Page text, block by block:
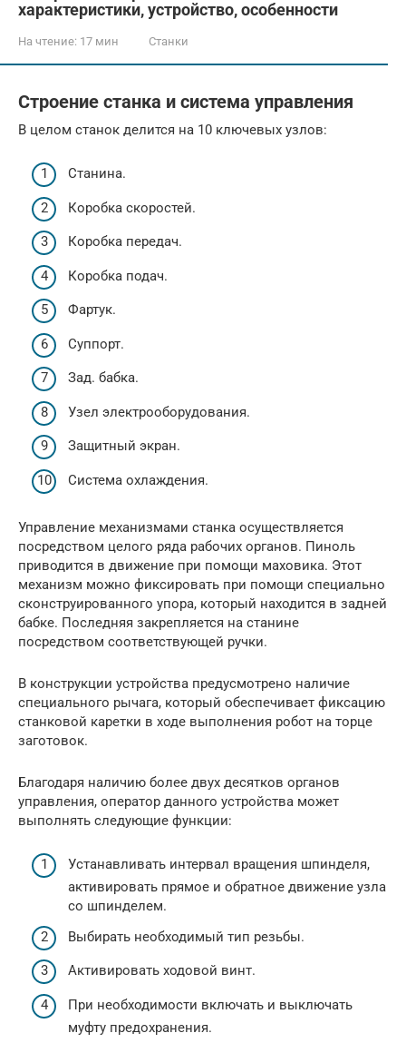
характеристики, устройство, особенности
На чтение: 17 мин Станки
Строение станка и система управления
В целом станок делится на 10 ключевых узлов:
Станина.
Коробка скоростей.
Коробка передач.
Коробка подач.
Фартук.
Суппорт.
Зад. бабка.
Узел электрооборудования.
Защитный экран.
Система охлаждения.
Управление механизмами станка осуществляется
посредством целого ряда рабочих органов. Пиноль
приводится в движение при помощи маховика. Этот
механизм можно фиксировать при помощи специально
сконструированного упора, который находится в задней
бабке. Последняя закрепляется на станине
посредством соответствующей ручки.
В конструкции устройства предусмотрено наличие
специального рычага, который обеспечивает фиксацию
станковой каретки в ходе выполнения робот на торце
заготовок.
Благодаря наличию более двух десятков органов
управления, оператор данного устройства может
выполнять следующие функции:
Устанавливать интервал вращения шпинделя,
активировать прямое и обратное движение узла
со шпинделем.
Выбирать необходимый тип резьбы.
Активировать ходовой винт.
При необходимости включать и выключать
муфту предохранения.